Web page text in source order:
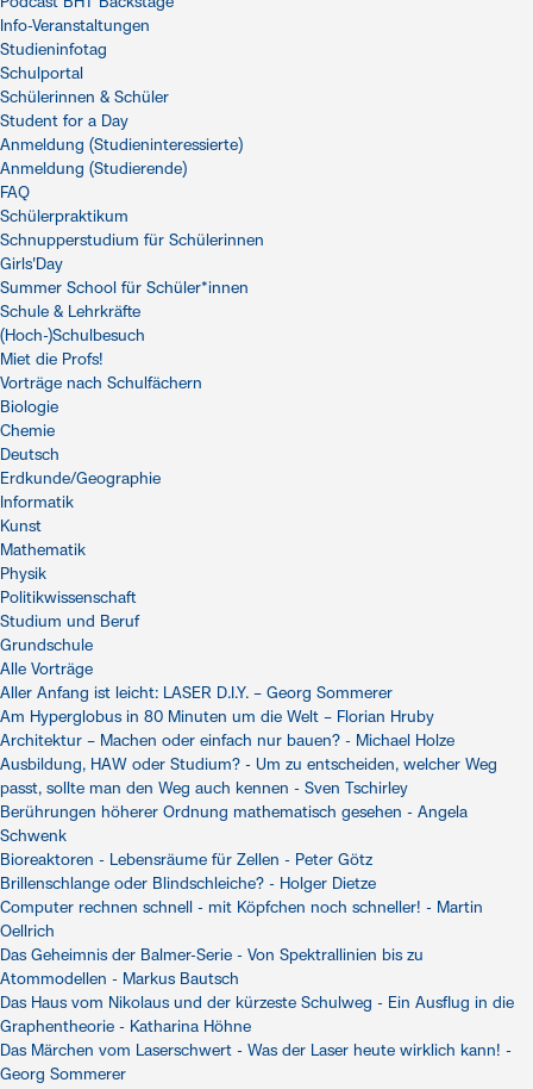
Info-Veranstaltungen
Studieninfotag
Schulportal
Schülerinnen & Schüler
Student for a Day
Anmeldung (Studieninteressierte)
Anmeldung (Studierende)
FAQ
Schülerpraktikum
Schnupperstudium für Schülerinnen
Girls'Day
Summer School für Schüler*innen
Schule & Lehrkräfte
(Hoch-)Schulbesuch
Miet die Profs!
Vorträge nach Schulfächern
Biologie
Chemie
Deutsch
Erdkunde/Geographie
Informatik
Kunst
Mathematik
Physik
Politikwissenschaft
Studium und Beruf
Grundschule
Alle Vorträge
Aller Anfang ist leicht: LASER D.I.Y. – Georg Sommerer
Am Hyperglobus in 80 Minuten um die Welt – Florian Hruby
Architektur – Machen oder einfach nur bauen? - Michael Holze
Ausbildung, HAW oder Studium? - Um zu entscheiden, welcher Weg
passt, sollte man den Weg auch kennen - Sven Tschirley
Berührungen höherer Ordnung mathematisch gesehen - Angela
Schwenk
Bioreaktoren - Lebensräume für Zellen - Peter Götz
Brillenschlange oder Blindschleiche? - Holger Dietze
Computer rechnen schnell - mit Köpfchen noch schneller! - Martin
Oellrich
Das Geheimnis der Balmer-Serie - Von Spektrallinien bis zu
Atommodellen - Markus Bautsch
Das Haus vom Nikolaus und der kürzeste Schulweg - Ein Ausflug in die
Graphentheorie - Katharina Höhne
Das Märchen vom Laserschwert - Was der Laser heute wirklich kann! -
Georg Sommerer